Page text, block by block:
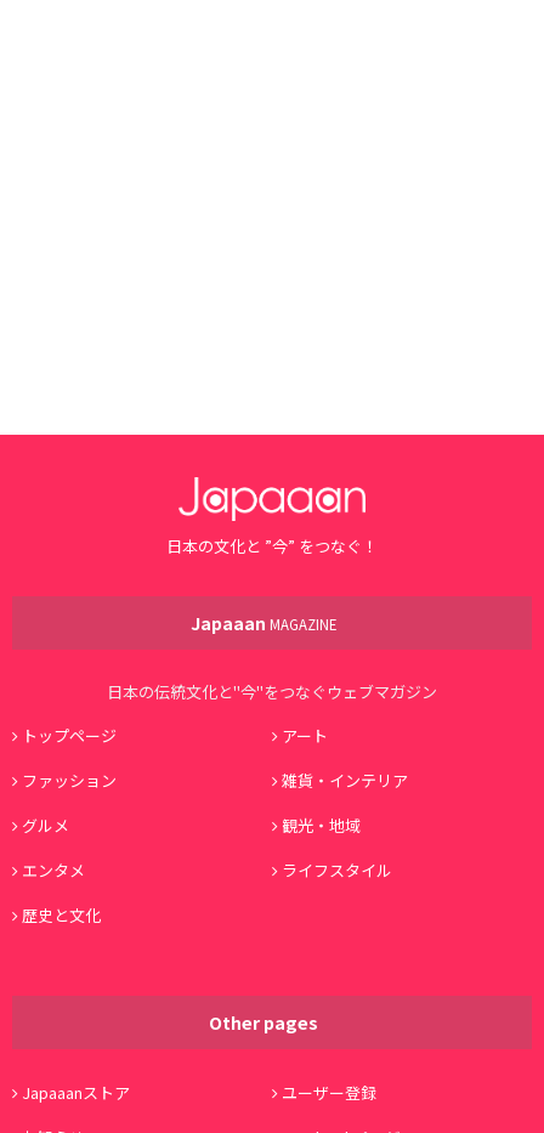
日本の文化と ”今” をつなぐ！
Japaaan MAGAZINE
日本の伝統文化と"今"をつなぐウェブマガジン
トップページ
アート
ファッション
雑貨・インテリア
グルメ
観光・地域
エンタメ
ライフスタイル
歴史と文化
Other pages
Japaaanストア
ユーザー登録